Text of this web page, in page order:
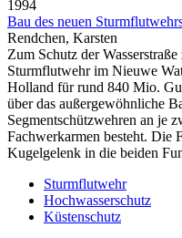
1994
Bau des neuen
Rendchen, Karsten
Zum Schutz der
Sturmflutwehr im Nieuwe
Holland für rund 840 Mio.
über das außergewöhnliche
Segmentschützwehren an je
Fachwerkarmen besteht. Die
Kugelgelenk in die beiden
Sturmflutwehr
Hochwasserschutz
Küstenschutz